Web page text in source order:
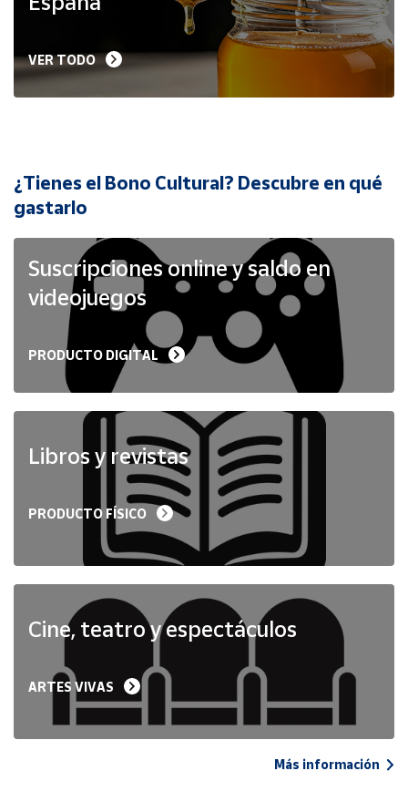
Mapa de
Hazte
vendedor
Cuenta
Ubicación
Península
Baleares
Melilla
VER TODO
¿Tienes el Bono Cultural? Descubre en qué
gastarlo
Suscripciones online y saldo en
videojuegos
PRODUCTO DIGITAL
Libros y revistas
PRODUCTO FÍSICO
Cine, teatro y espectáculos
ARTES VIVAS
Más información